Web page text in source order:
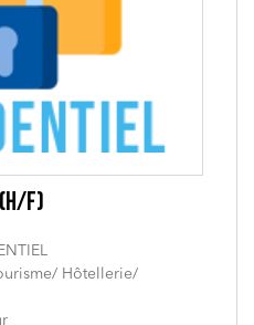
(H/F)
Hôtellerie/